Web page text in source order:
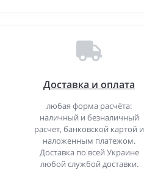
Доставка и оплата
любая форма расчёта:
наличный и безналичный
расчет, банковской картой и
наложенным платежом.
Доставка по всей Украине
любой службой доставки.